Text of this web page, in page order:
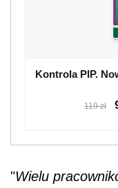
Kontrola PIP.
119 zł
"Wielu